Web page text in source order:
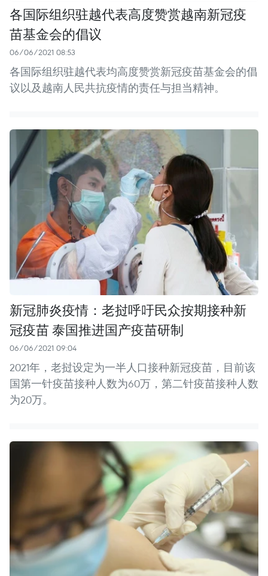
各国际组织驻越代表高度赞赏越南新冠疫
苗基金会的倡议
06/06/2021 08:53
各国际组织驻越代表均高度赞赏新冠疫苗基金会的倡
议以及越南人民共抗疫情的责任与担当精神。
新冠肺炎疫情：老挝呼吁民众按期接种新
冠疫苗 泰国推进国产疫苗研制
06/06/2021 09:04
2021年，老挝设定为一半人口接种新冠疫苗，目前该
国第一针疫苗接种人数为60万，第二针疫苗接种人数
为20万。